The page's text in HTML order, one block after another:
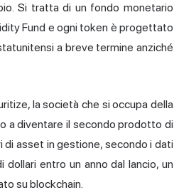
Si tratta di un fondo monetario
Fund e ogni token è progettato
a breve termine anziché
la società che si occupa della
a diventare il secondo prodotto di
di asset in gestione, secondo i dati
entro un anno dal lancio, un
su blockchain.